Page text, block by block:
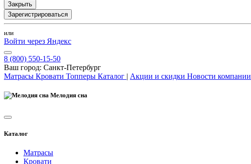
Закрыть
Зарегистрироваться
или
Войти через Яндекс
8 (800) 550-15-50
Ваш город: Санкт-Петербург
Матрасы Кровати Топперы Каталог | Акции и скидки Новости компании
Мелодия сна
Каталог
Матрасы
Кровати